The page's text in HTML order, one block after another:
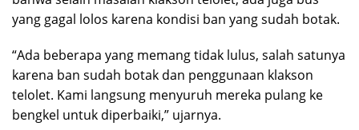
yang gagal lolos karena kondisi ban yang sudah botak.
“Ada beberapa yang memang tidak lulus, salah satunya
karena ban sudah botak dan penggunaan klakson
telolet. Kami langsung menyuruh mereka pulang ke
bengkel untuk diperbaiki,” ujarnya.